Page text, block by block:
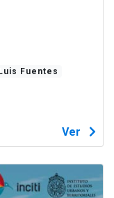
Luis Fuentes
Ver